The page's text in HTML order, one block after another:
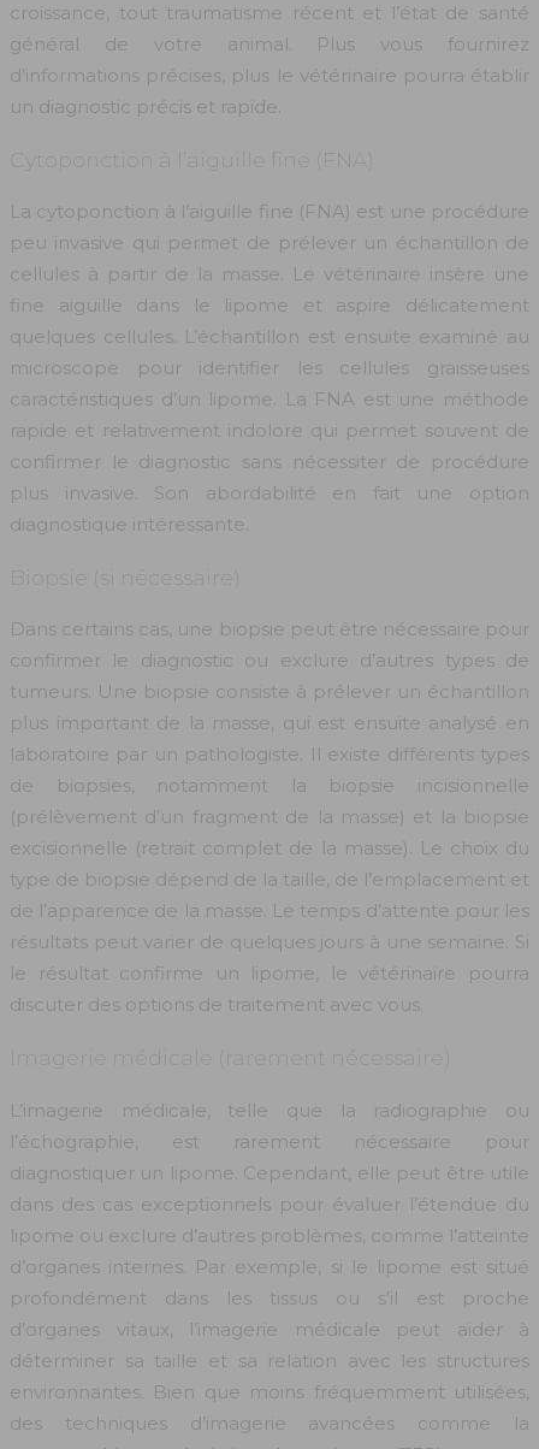
croissance, tout traumatisme récent et l’état de santé
général de votre animal. Plus vous fournirez
d’informations précises, plus le vétérinaire pourra établir
un diagnostic précis et rapide.
Cytoponction à l’aiguille fine (FNA)
La cytoponction à l’aiguille fine (FNA) est une procédure
peu invasive qui permet de prélever un échantillon de
cellules à partir de la masse. Le vétérinaire insère une
fine aiguille dans le lipome et aspire délicatement
quelques cellules. L’échantillon est ensuite examiné au
microscope pour identifier les cellules graisseuses
caractéristiques d’un lipome. La FNA est une méthode
rapide et relativement indolore qui permet souvent de
confirmer le diagnostic sans nécessiter de procédure
plus invasive. Son abordabilité en fait une option
diagnostique intéressante.
Biopsie (si nécessaire)
Dans certains cas, une biopsie peut être nécessaire pour
confirmer le diagnostic ou exclure d’autres types de
tumeurs. Une biopsie consiste à prélever un échantillon
plus important de la masse, qui est ensuite analysé en
laboratoire par un pathologiste. Il existe différents types
de biopsies, notamment la biopsie incisionnelle
(prélèvement d’un fragment de la masse) et la biopsie
excisionnelle (retrait complet de la masse). Le choix du
type de biopsie dépend de la taille, de l’emplacement et
de l’apparence de la masse. Le temps d’attente pour les
résultats peut varier de quelques jours à une semaine. Si
le résultat confirme un lipome, le vétérinaire pourra
discuter des options de traitement avec vous.
Imagerie médicale (rarement nécessaire)
L’imagerie médicale, telle que la radiographie ou
l’échographie, est rarement nécessaire pour
diagnostiquer un lipome. Cependant, elle peut être utile
dans des cas exceptionnels pour évaluer l’étendue du
lipome ou exclure d’autres problèmes, comme l’atteinte
d’organes internes. Par exemple, si le lipome est situé
profondément dans les tissus ou s’il est proche
d’organes vitaux, l’imagerie médicale peut aider à
déterminer sa taille et sa relation avec les structures
environnantes. Bien que moins fréquemment utilisées,
des techniques d’imagerie avancées comme la